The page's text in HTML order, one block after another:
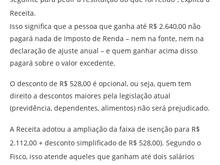
Receita.
Isso significa que a pessoa que ganha até R$ 2.640,00 não
pagará nada de Imposto de Renda – nem na fonte, nem na
declaração de ajuste anual – e quem ganhar acima disso
pagará sobre o valor excedente.
O desconto de R$ 528,00 é opcional, ou seja, quem tem
direito a descontos maiores pela legislação atual
(previdência, dependentes, alimentos) não será prejudicado.
A Receita adotou a ampliação da faixa de isenção para R$
2.112,00 + desconto simplificado de R$ 528,00). Segundo o
Fisco, isso atende aqueles que ganham até dois salários